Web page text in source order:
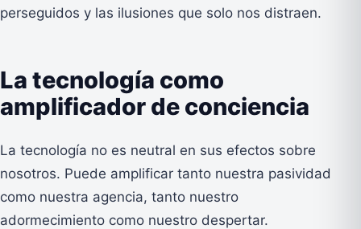
perseguidos y las ilusiones que solo nos distraen.
La tecnología como
amplificador de conciencia
La tecnología no es neutral en sus efectos sobre
nosotros. Puede amplificar tanto nuestra pasividad
como nuestra agencia, tanto nuestro
adormecimiento como nuestro despertar.